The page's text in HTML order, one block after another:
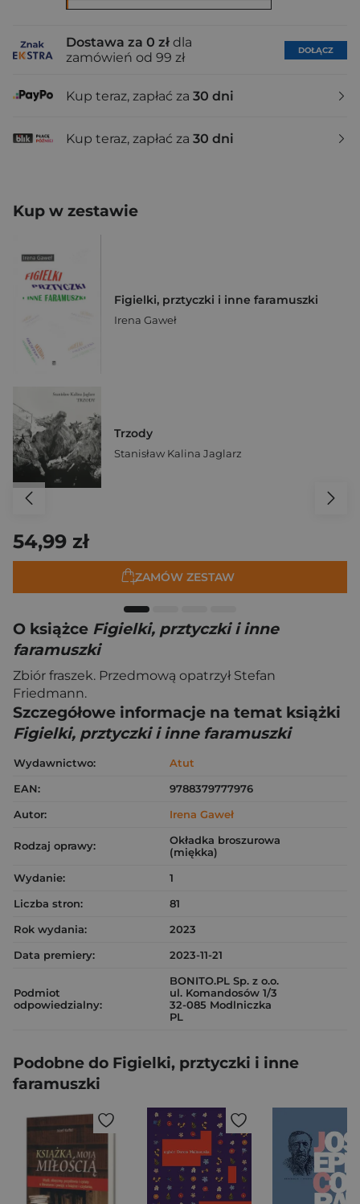
Dostawa za 0 zł dla
zamówień od 99 zł
DOŁĄCZ
Kup teraz, zapłać za 30 dni
Kup teraz, zapłać za 30 dni
Kup w zestawie
Figielki, prztyczki i inne faramuszki
Irena Gaweł
Trzody
Stanisław Kalina Jaglarz
54,99 zł
ZAMÓW ZESTAW
O książce Figielki, prztyczki i inne
faramuszki
Zbiór fraszek. Przedmową opatrzył Stefan
Friedmann.
Szczegółowe informacje na temat książki
Figielki, prztyczki i inne faramuszki
Wydawnictwo:
Atut
EAN:
9788379777976
Autor:
Irena Gaweł
Rodzaj oprawy:
Okładka broszurowa
(miękka)
Wydanie:
1
Liczba stron:
81
Rok wydania:
2023
Data premiery:
2023-11-21
Podmiot
odpowiedzialny:
BONITO.PL Sp. z o.o.
ul. Komandosów 1/3
32-085 Modlniczka
PL
Podobne do Figielki, prztyczki i inne
faramuszki